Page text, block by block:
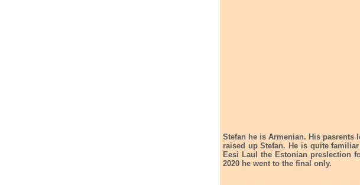
Stefan he is Armenian. His pasrents
raised up Stefan. He is quite
Eesi Laul the Estonian preslection
2020 he went to the final only.